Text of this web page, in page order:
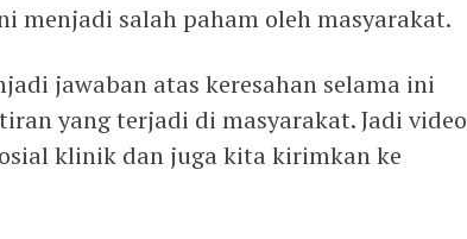
menjadi salah paham oleh masyarakat.
jawaban atas keresahan selama ini
yang terjadi di masyarakat. Jadi video
klinik dan juga kita kirimkan ke